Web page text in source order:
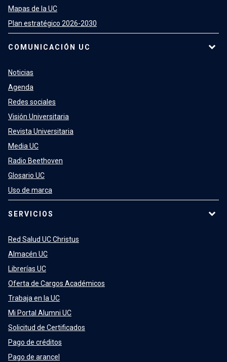
Mapas de la UC
Plan estratégico 2026-2030
COMUNICACIÓN UC
Noticias
Agenda
Redes sociales
Visión Universitaria
Revista Universitaria
Media UC
Radio Beethoven
Glosario UC
Uso de marca
SERVICIOS
Red Salud UC Christus
Almacén UC
Librerías UC
Oferta de Cargos Académicos
Trabaja en la UC
Mi Portal Alumni UC
Solicitud de Certificados
Pago de créditos
Pago de arancel